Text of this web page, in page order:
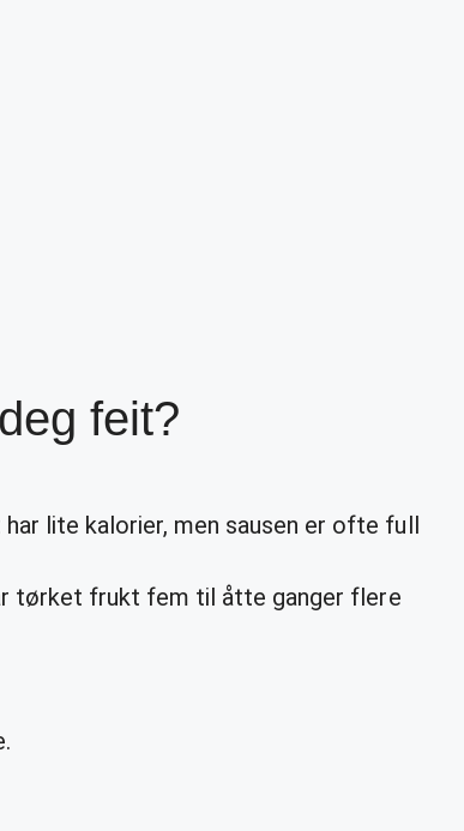
feit?
har lite kalorier, men sausen er ofte full
tørket frukt fem til åtte ganger flere